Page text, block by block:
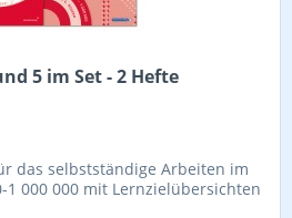
5 im Set - 2 Hefte
das selbstständige Arbeiten im
000 000 mit Lernzielübersichten